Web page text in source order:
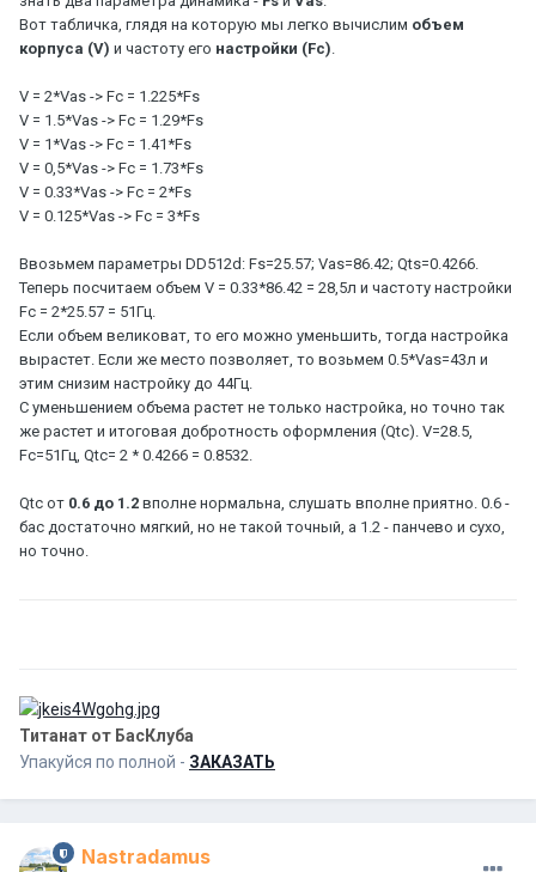
Вот табличка, глядя на которую мы легко вычислим объем
корпуса (V) и частоту его настройки (Fc).
V = 2*Vas -> Fc = 1.225*Fs
V = 1.5*Vas -> Fc = 1.29*Fs
V = 1*Vas -> Fc = 1.41*Fs
V = 0,5*Vas -> Fc = 1.73*Fs
V = 0.33*Vas -> Fc = 2*Fs
V = 0.125*Vas -> Fc = 3*Fs
Ввозьмем параметры DD512d: Fs=25.57; Vas=86.42; Qts=0.4266.
Теперь посчитаем объем V = 0.33*86.42 = 28,5л и частоту настройки
Fc = 2*25.57 = 51Гц.
Если объем великоват, то его можно уменьшить, тогда настройка
вырастет. Если же место позволяет, то возьмем 0.5*Vas=43л и
этим снизим настройку до 44Гц.
С уменьшением объема растет не только настройка, но точно так
же растет и итоговая добротность оформления (Qtc). V=28.5,
Fc=51Гц, Qtc= 2 * 0.4266 = 0.8532.
Qtc от 0.6 до 1.2 вполне нормальна, слушать вполне приятно. 0.6 -
бас достаточно мягкий, но не такой точный, а 1.2 - панчево и сухо,
но точно.
Титанат от БасКлуба
Упакуйся по полной - ЗАКАЗАТЬ
Nastradamus